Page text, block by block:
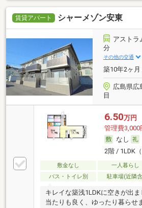
賃貸アパート シャーメゾン安東
アストラ
分
その他の交通
築10年2ヶ月
広島県広
目
6.50万円
管理費3,000
なし
2階 / 1LDK
敷金なし 一人暮らし
バス・トイレ別
駐車場(近隣
キレイな築浅1LDKに空きが出
当たりも良く、ゆったり暮らせ